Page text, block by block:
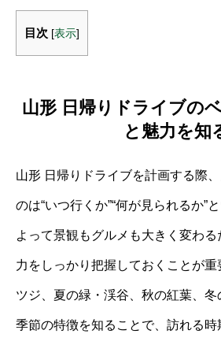
目次 [表示]
山形 日帰りドライブの
と魅力を知
山形 日帰りドライブを計画する際
のは“いつ行くか”“何が見られるか”
よって景観もグルメも大きく変わ
力をしっかり把握しておくことが
ツジ、夏の緑・渓谷、秋の紅葉、
季節の特徴を知ることで、訪れる時